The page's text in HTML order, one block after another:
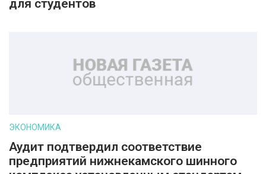
для студентов
ЭКОНОМИКА
Аудит подтвердил соответствие
предприятий нижнекамского шинного